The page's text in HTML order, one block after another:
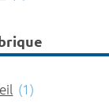
(1)